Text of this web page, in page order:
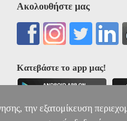
Ακολουθήστε μας
Κατεβάστε το app μας!
την εξατομίκευση